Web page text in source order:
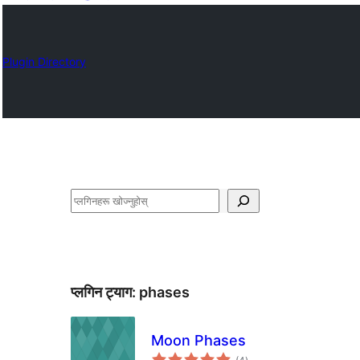
Plugin Directory
खोज्नुहोस्
प्लगिन ट्याग: phases
Moon Phases
कुल